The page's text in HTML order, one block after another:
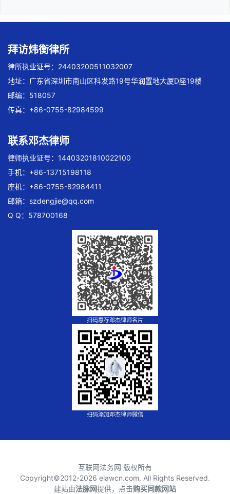
拜访炜衡律所
律所执业证号：24403200511032007
地址：广东省深圳市南山区科发路19号华润置地大厦D座19楼
邮编：518057
传真：+86-0755-82984599
联系邓杰律师
律师执业证号：14403201810022100
手机：+86-13715198118
座机：+86-0755-82984411
邮箱： szdengjie@qq.com
Q Q：578700168
扫码惠存邓杰律师名片
扫码添加邓杰律师微信
互联网法务网 版权所有
Copyright©2012-2026 elawcn.com, All Rights Reserved.
建站由法脉网提供，点击购买同款网站